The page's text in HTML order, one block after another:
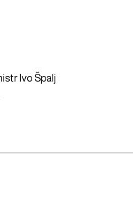
Ivo Špalj